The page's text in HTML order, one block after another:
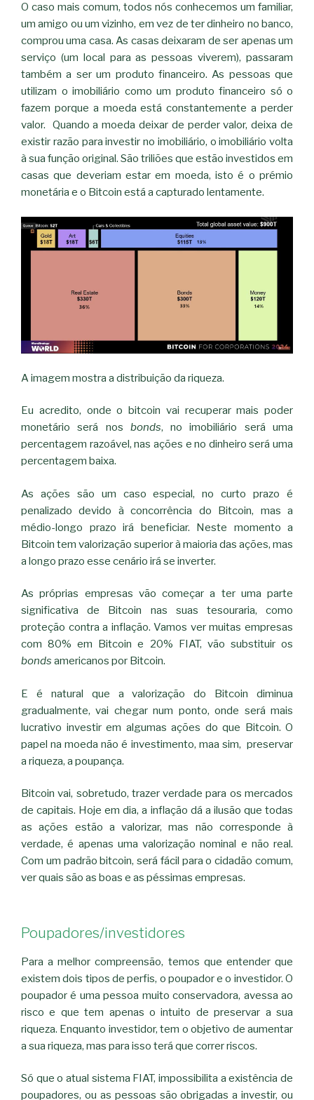
O caso mais comum, todos nós conhecemos um familiar,
um amigo ou um vizinho, em vez de ter dinheiro no banco,
comprou uma casa. As casas deixaram de ser apenas um
serviço (um local para as pessoas viverem), passaram
também a ser um produto financeiro. As pessoas que
utilizam o imobiliário como um produto financeiro só o
fazem porque a moeda está constantemente a perder
valor. Quando a moeda deixar de perder valor, deixa de
existir razão para investir no imobiliário, o imobiliário volta
à sua função original. São triliões que estão investidos em
casas que deveriam estar em moeda, isto é o prémio
monetária e o Bitcoin está a capturado lentamente.
A imagem mostra a distribuição da riqueza.
Eu acredito, onde o bitcoin vai recuperar mais poder
monetário será nos bonds, no imobiliário será uma
percentagem razoável, nas ações e no dinheiro será uma
percentagem baixa.
As ações são um caso especial, no curto prazo é
penalizado devido à concorrência do Bitcoin, mas a
médio-longo prazo irá beneficiar. Neste momento a
Bitcoin tem valorização superior à maioria das ações, mas
a longo prazo esse cenário irá se inverter.
As próprias empresas vão começar a ter uma parte
significativa de Bitcoin nas suas tesouraria, como
proteção contra a inflação. Vamos ver muitas empresas
com 80% em Bitcoin e 20% FIAT, vão substituir os
bonds americanos por Bitcoin.
E é natural que a valorização do Bitcoin diminua
gradualmente, vai chegar num ponto, onde será mais
lucrativo investir em algumas ações do que Bitcoin. O
papel na moeda não é investimento, maa sim, preservar
a riqueza, a poupança.
Bitcoin vai, sobretudo, trazer verdade para os mercados
de capitais. Hoje em dia, a inflação dá a ilusão que todas
as ações estão a valorizar, mas não corresponde à
verdade, é apenas uma valorização nominal e não real.
Com um padrão bitcoin, será fácil para o cidadão comum,
ver quais são as boas e as péssimas empresas.
Poupadores/investidores
Para a melhor compreensão, temos que entender que
existem dois tipos de perfis, o poupador e o investidor. O
poupador é uma pessoa muito conservadora, avessa ao
risco e que tem apenas o intuito de preservar a sua
riqueza. Enquanto investidor, tem o objetivo de aumentar
a sua riqueza, mas para isso terá que correr riscos.
Só que o atual sistema FIAT, impossibilita a existência de
poupadores, ou as pessoas são obrigadas a investir, ou